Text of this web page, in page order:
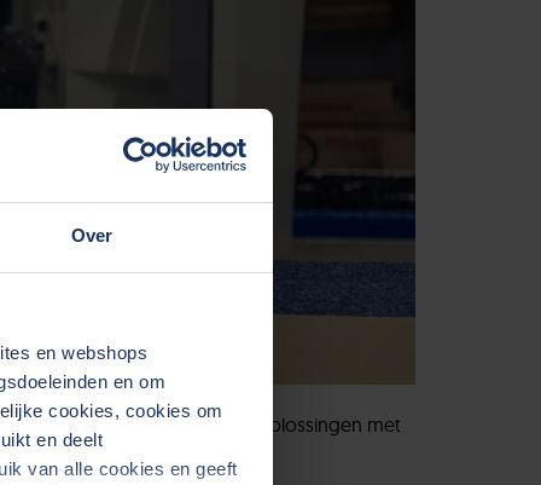
Over
en webshops
en om
cookies, cookies om
en deelt
van alle cookies en geeft
garandeert hoogwaardige oplossingen met